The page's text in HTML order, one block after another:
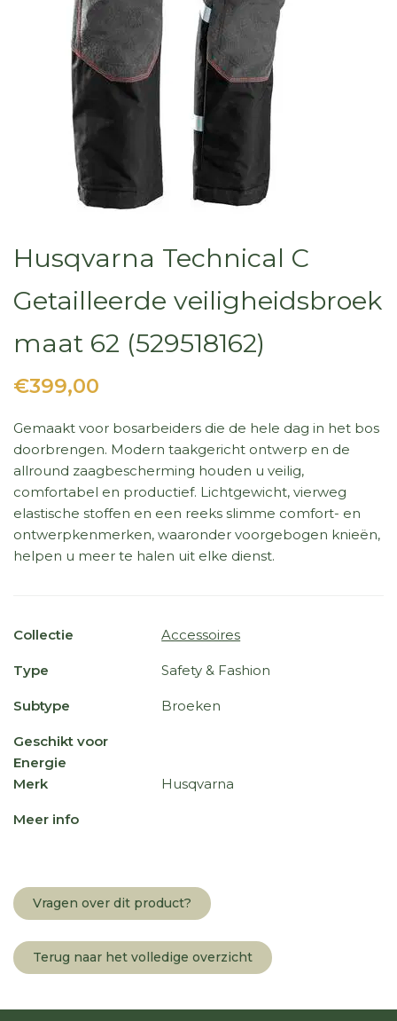
Husqvarna Technical C
Getailleerde veiligheidsbroek
maat 62 (529518162)
€399,00
Gemaakt voor bosarbeiders die de hele dag in het bos
doorbrengen. Modern taakgericht ontwerp en de
allround zaagbescherming houden u veilig,
comfortabel en productief. Lichtgewicht, vierweg
elastische stoffen en een reeks slimme comfort- en
ontwerpkenmerken, waaronder voorgebogen knieën,
helpen u meer te halen uit elke dienst.
Collectie Accessoires
Type Safety & Fashion
Subtype Broeken
Geschikt voor
Energie
Merk
Husqvarna
Meer info
Vragen over dit product?
Terug naar het volledige overzicht